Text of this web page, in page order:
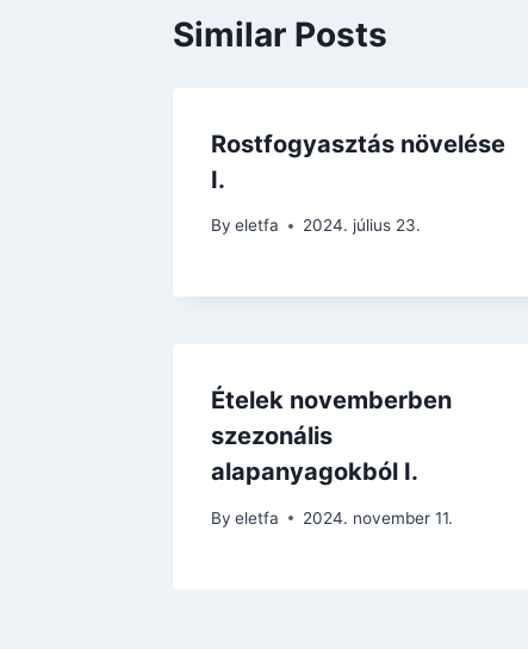
Similar Posts
Rostfogyasztás növelése
I.
By eletfa 2024. július 23.
Ételek novemberben
szezonális
alapanyagokból I.
By eletfa 2024. november 11.